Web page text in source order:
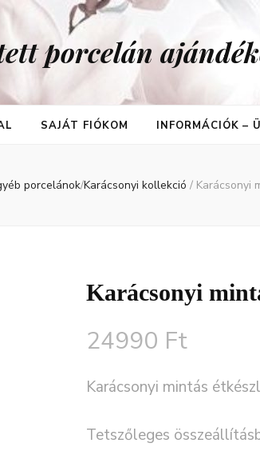
porcelán
SAJÁT FIÓKOM INFORMÁCIÓK –
porcelánok/Karácsonyi kollekció / Karácsonyi
Karácsonyi
24990 Ft
Karácsonyi mintás
Tetszőleges